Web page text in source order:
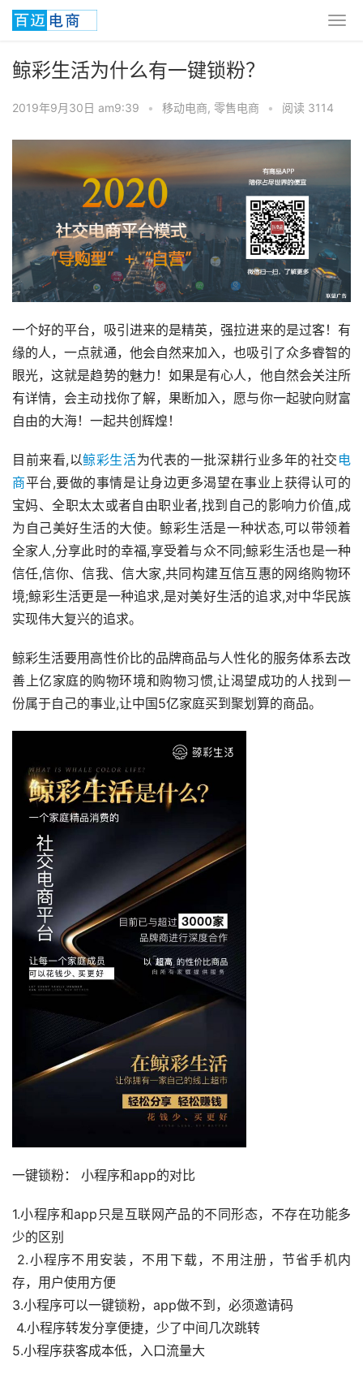
鲸彩生活为什么有一键锁粉？
2019年9月30日 am9:39 • 移动电商, 零售电商 • 阅读 3114
一个好的平台，吸引进来的是精英，强拉进来的是过客！有
缘的人，一点就通，他会自然来加入，也吸引了众多睿智的
眼光，这就是趋势的魅力！如果是有心人，他自然会关注所
有详情，会主动找你了解，果断加入，愿与你一起驶向财富
自由的大海！一起共创辉煌！
目前来看,以鲸彩生活为代表的一批深耕行业多年的社交 电
商平台,要做的事情是让身边更多渴望在事业上获得认可的
宝妈、全职太太或者自由职业者,找到自己的影响力价值,成
为自己美好生活的大使。鲸彩生活是一种状态,可以带领着
全家人,分享此时的幸福,享受着与众不同;鲸彩生活也是一种
信任,信你、信我、信大家,共同构建互信互惠的网络购物环
境;鲸彩生活更是一种追求,是对美好生活的追求,对中华民族
实现伟大复兴的追求。
鲸彩生活要用高性价比的品牌商品与人性化的服务体系去改
善上亿家庭的购物环境和购物习惯,让渴望成功的人找到一
份属于自己的事业,让中国5亿家庭买到聚划算的商品。
一键锁粉： 小程序和app的对比
1.小程序和app只是互联网产品的不同形态，不存在功能多
少的区别
存，用户使用方便
3.小程序可以一键锁粉，app做不到，必须邀请码
4.小程序转发分享便捷，少了中间几次跳转
5.小程序获客成本低，入口流量大